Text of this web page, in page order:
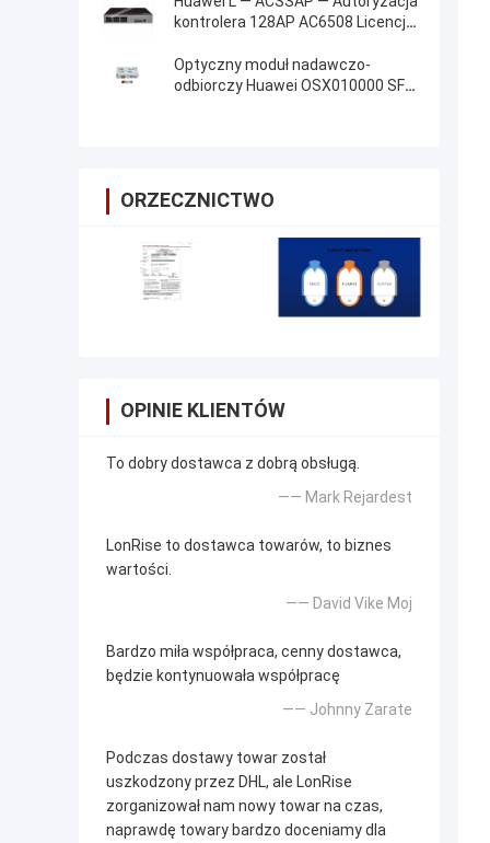
kontrolera 128AP AC6508 Licencja
Optyczny moduł nadawczo-
odbiorczy Huawei OSX010000 SFP
ORZECZNICTWO
OPINIE KLIENTÓW
To dobry dostawca z dobrą obsługą.
—— Mark Rejardest
LonRise to dostawca towarów, to biznes
wartości.
—— David Vike Moj
Bardzo miła współpraca, cenny dostawca,
będzie kontynuowała współpracę
—— Johnny Zarate
Podczas dostawy towar został
uszkodzony przez DHL, ale LonRise
zorganizował nam nowy towar na czas,
naprawdę towary bardzo doceniamy dla